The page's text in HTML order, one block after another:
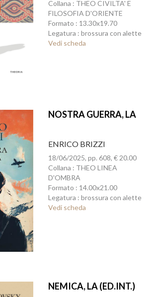
Collana : THEO CIVILTA' E
FILOSOFIA D'ORIENTE
Formato : 13.30x19.70
Legatura : brossura con alette
Vedi scheda
NOSTRA GUERRA, LA
ENRICO BRIZZI
18/06/2025, pp. 608, € 20.00
Collana : THEO LINEA
D'OMBRA
Formato : 14.00x21.00
Legatura : brossura con alette
Vedi scheda
NEMICA, LA (ED.INT.)